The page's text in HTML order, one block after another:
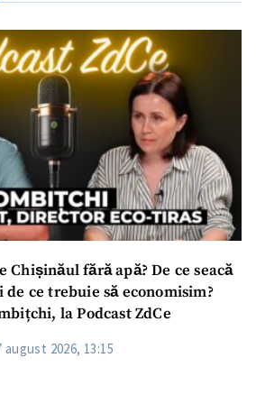
Chișinăul fără apă? De ce seacă
ce trebuie să economisim?
la Podcast ZdCe
august 2026, 13:15